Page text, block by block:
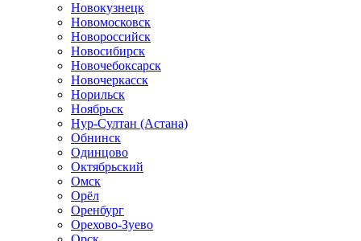
Новокузнецк
Новомосковск
Новороссийск
Новосибирск
Новочебоксарск
Новочеркасск
Норильск
Ноябрьск
Нур-Султан (Астана)
Обнинск
Одинцово
Октябрьский
Омск
Орёл
Оренбург
Орехово-Зуево